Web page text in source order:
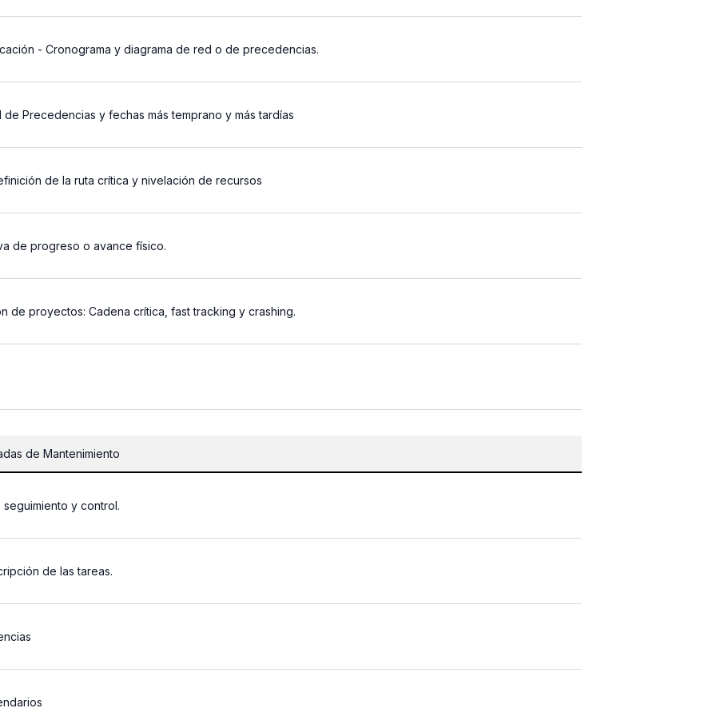
- Cronograma y diagrama de red o de precedencias.
Precedencias y fechas más temprano y más tardías
de la ruta crítica y nivelación de recursos
de progreso o avance físico.
de proyectos: Cadena crítica, fast tracking y crashing.
de Mantenimiento
y control.
de las tareas.